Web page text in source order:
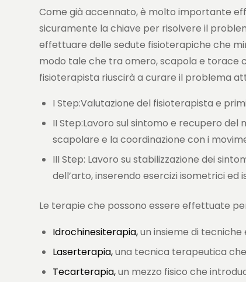
Come già accennato, è molto importante
sicuramente la chiave per risolvere il
effettuare delle sedute fisioterapiche che
modo tale che tra omero, scapola e torace
fisioterapista riuscirà a curare il problema
I Step:Valutazione del fisioterapista e
II Step:Lavoro sul sintomo e recupero
scapolare e la coordinazione con i
III Step: Lavoro su stabilizzazione dei
dell’arto, inserendo esercizi isometrici ed
Le terapie che possono essere effettuate
Idrochinesiterapia,un insieme di tecniche
Laserterapia,una tecnica terapeutica
Tecarterapia,un mezzo fisico che